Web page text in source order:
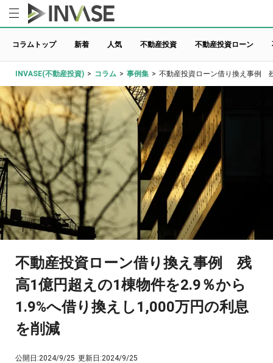
コラムトップ 新着 人気 不動産投資 不動産投資ローン
INVASE(不動産投資) > コラム > 事例集 > 不動産投資ローン借り換え事例
不動産投資ローン借り換え事例 残
高1億円超えの1棟物件を2.9％から
1.9%へ借り換えし1,000万円の利息
を削減
公開日:2024/9/25 更新日:2024/9/25